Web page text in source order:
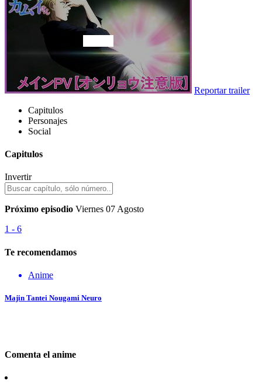
Reportar trailer
Capitulos
Personajes
Social
Capitulos
Invertir
Próximo episodio Viernes 07 Agosto
1 - 6
Te recomendamos
Anime
Majin Tantei Nougami Neuro
Comenta el anime